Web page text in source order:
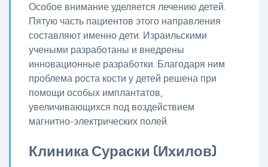
Особое внимание уделяется лечению детей.
Пятую часть пациентов этого направления
составляют именно дети. Израильскими
учеными разработаны и внедрены
инновационные разработки. Благодаря ним
проблема роста кости у детей решена при
помощи особых имплантатов,
увеличивающихся под воздействием
магнитно-электрических полей.
Клиника Сураски (Ихилов)